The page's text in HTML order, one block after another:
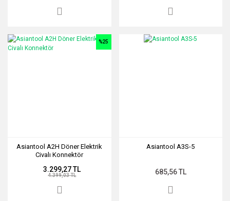
Asiantool A2H Döner Elektrik
Civalı Konnektör
%25
3.299,27 TL
4.399,03 TL
Asiantool A3S-5
685,56 TL